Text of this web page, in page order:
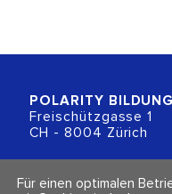
POLARITY
Freischützgasse 1
CH - 8004 Zürich
+41 (0)44 218 80
Für einen optimalen